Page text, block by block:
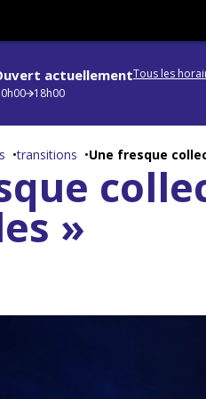
à
actuellementTous les
18h00
transitions Une fresque
»